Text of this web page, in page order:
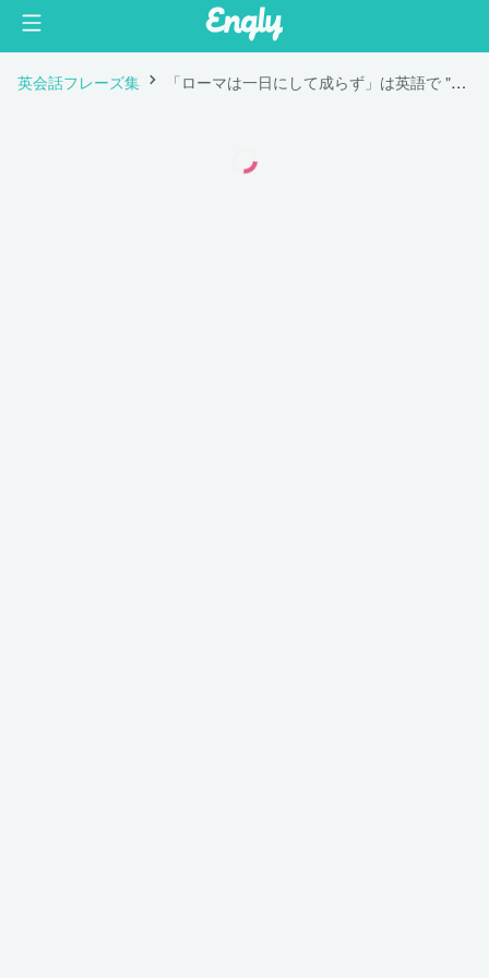
英会話フレーズ集 「ローマは一日にして成らず」は英語で "Rome was not built in a day."